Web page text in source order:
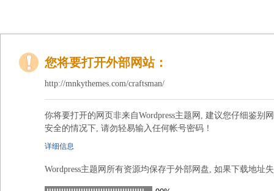
您将要打开外部网站：
http://mnkythemes.com/craftsman/
你将要打开的网页非来自Wordpress主题网, 建议您仔细鉴别
安全的情况下, 请勿轻易输入任何帐号密码！
详细信息
Wordpress主题网所有资源均保存于外部网盘, 如果下载地址